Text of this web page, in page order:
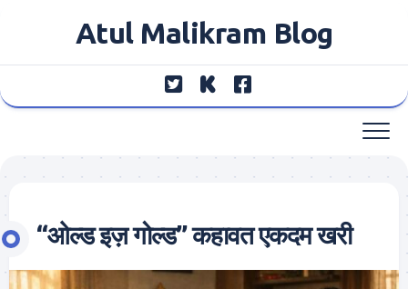
Atul Malikram Blog
“ओल्ड इज़ गोल्ड” कहावत एकदम खरी